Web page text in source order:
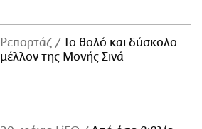
Ρεπορτάζ
Το θολό και δύσκολο
μέλλον της Μονής Σινά